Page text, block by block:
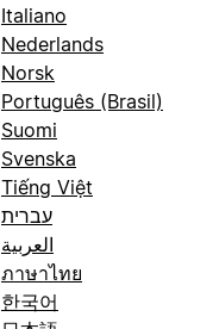
Italiano
Nederlands
Norsk
Português (Brasil)
Suomi
Svenska
Tiếng Việt
עברית
العربية
ภาษาไทย
한국어